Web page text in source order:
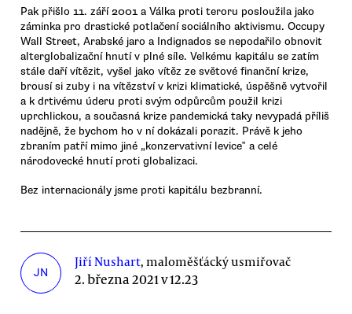
Pak přišlo 11. září 2001 a Válka proti teroru posloužila jako
záminka pro drastické potlačení sociálního aktivismu. Occupy
Wall Street, Arabské jaro a Indignados se nepodařilo obnovit
alterglobalizační hnutí v plné síle. Velkému kapitálu se zatím
stále daří vítězit, vyšel jako vítěz ze světové finanční krize,
brousí si zuby i na vítězství v krizi klimatické, úspěšně vytvořil
a k drtivému úderu proti svým odpůrcům použil krizi
uprchlickou, a současná krize pandemická taky nevypadá příliš
nadějně, že bychom ho v ní dokázali porazit. Právě k jeho
zbraním patří mimo jiné „konzervativní levice‟ a celé
národovecké hnutí proti globalizaci.
Bez internacionály jsme proti kapitálu bezbranní.
JN
Jiří Nushart, maloměšťácký usmiřovač
2. března 2021 v 12.23